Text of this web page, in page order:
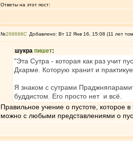
Ответы на этот пост:
№268668 Добавлено: Вт 12 Янв 16, 15:08 (11 лет
шукра пишет:
"Эта Сутра - которая как раз учит
Дхарме. Которую хранит и
Я знаком с сутрами
буддистом. Его просто нет и всё.
Правильное учение о пустоте, которое
можно с любыми представлениями о